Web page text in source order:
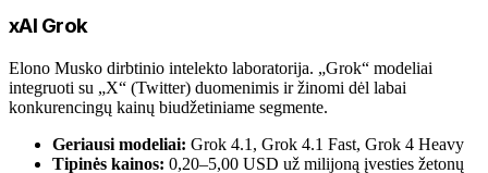
xAI Grok
Elono Musko dirbtinio intelekto laboratorija. „Grok“ modeliai
integruoti su „X“ (Twitter) duomenimis ir žinomi dėl labai
konkurencingų kainų biudžetiniame segmente.
Geriausi modeliai: Grok 4.1, Grok 4.1 Fast, Grok 4 Heavy
Tipinės kainos: 0,20–5,00 USD už milijoną įvesties žetonų